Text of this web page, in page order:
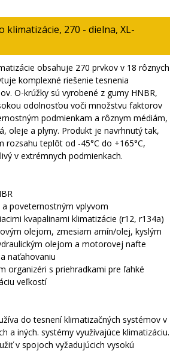
klimatizácie, 270 - dielna, XL-
obsahuje 270 prvkov v 18 rôznych
komplexné riešenie tesnenia
O-krúžky sú vyrobené z gumy HNBR,
odolnosťou voči množstvu faktorov
podmienkam a rôznym médiám,
oleje a plyny. Produkt je navrhnutý tak,
rozsahu teplôt od -45°C do +165°C,
v extrémnych podmienkach.
poveternostným vplyvom
kvapalinami klimatizácie (r12, r134a)
olejom, zmesiam amín/olej, kyslým
olejom a motorovej nafte
naťahovaniu
organizéri s priehradkami pre ľahké
veľkostí
do tesnení klimatizačných systémov v
a iných. systémy využívajúce klimatizáciu.
v spojoch vyžadujúcich vysokú